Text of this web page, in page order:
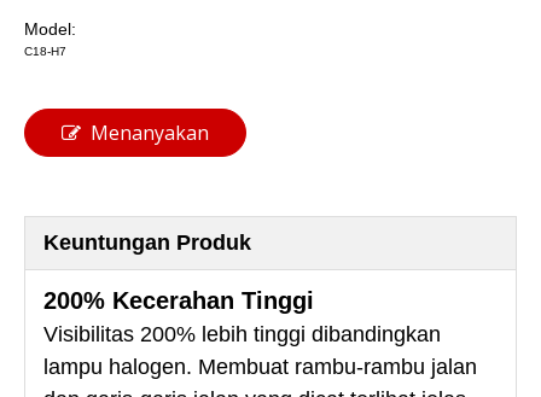
Model:
C18-H7
Menanyakan
Keuntungan Produk
200% Kecerahan Tinggi
Visibilitas 200% lebih tinggi dibandingkan
lampu halogen. Membuat rambu-rambu jalan